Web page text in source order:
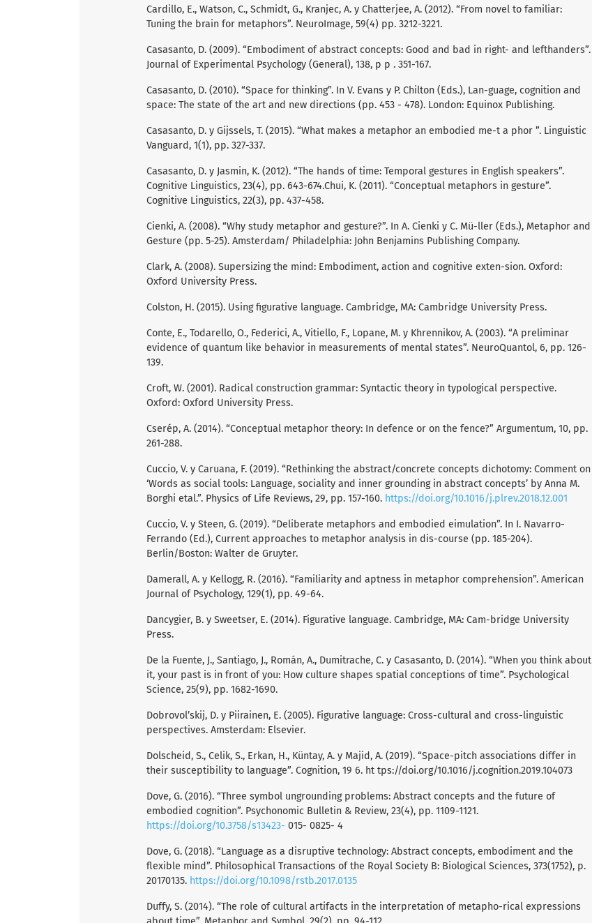
Cardillo, E., Watson, C., Schmidt, G., Kranjec, A. y Chatterjee, A. (2012). “From novel to familiar:
Tuning the brain for metaphors”. NeuroImage, 59(4) pp. 3212-3221.
Casasanto, D. (2009). “Embodiment of abstract concepts: Good and bad in right- and lefthanders”.
Journal of Experimental Psychology (General), 138, p p . 351-167.
Casasanto, D. (2010). “Space for thinking”. In V. Evans y P. Chilton (Eds.), Lan-guage, cognition and
space: The state of the art and new directions (pp. 453 - 478). London: Equinox Publishing.
Casasanto, D. y Gijssels, T. (2015). “What makes a metaphor an embodied me-t a phor ”. Linguistic
Vanguard, 1(1), pp. 327-337.
Casasanto, D. y Jasmin, K. (2012). “The hands of time: Temporal gestures in English speakers”.
Cognitive Linguistics, 23(4), pp. 643-674.Chui, K. (2011). “Conceptual metaphors in gesture”.
Cognitive Linguistics, 22(3), pp. 437-458.
Cienki, A. (2008). “Why study metaphor and gesture?”. In A. Cienki y C. Mü-ller (Eds.), Metaphor and
Gesture (pp. 5-25). Amsterdam/ Philadelphia: John Benjamins Publishing Company.
Clark, A. (2008). Supersizing the mind: Embodiment, action and cognitive exten-sion. Oxford:
Oxford University Press.
Colston, H. (2015). Using figurative language. Cambridge, MA: Cambridge University Press.
Conte, E., Todarello, O., Federici, A., Vitiello, F., Lopane, M. y Khrennikov, A. (2003). “A preliminar
evidence of quantum like behavior in measurements of mental states”. NeuroQuantol, 6, pp. 126-
139.
Croft, W. (2001). Radical construction grammar: Syntactic theory in typological perspective.
Oxford: Oxford University Press.
Cserép, A. (2014). “Conceptual metaphor theory: In defence or on the fence?” Argumentum, 10, pp.
261-288.
Cuccio, V. y Caruana, F. (2019). “Rethinking the abstract/concrete concepts dichotomy: Comment on
‘Words as social tools: Language, sociality and inner grounding in abstract concepts’ by Anna M.
Borghi etal.”. Physics of Life Reviews, 29, pp. 157-160. https://doi.org/10.1016/j.plrev.2018.12.001
Cuccio, V. y Steen, G. (2019). “Deliberate metaphors and embodied eimulation”. In I. Navarro-
Ferrando (Ed.), Current approaches to metaphor analysis in dis-course (pp. 185-204).
Berlin/Boston: Walter de Gruyter.
Damerall, A. y Kellogg, R. (2016). “Familiarity and aptness in metaphor comprehension”. American
Journal of Psychology, 129(1), pp. 49-64.
Dancygier, B. y Sweetser, E. (2014). Figurative language. Cambridge, MA: Cam-bridge University
Press.
De la Fuente, J., Santiago, J., Román, A., Dumitrache, C. y Casasanto, D. (2014). “When you think about
it, your past is in front of you: How culture shapes spatial conceptions of time”. Psychological
Science, 25(9), pp. 1682-1690.
Dobrovol’skij, D. y Piirainen, E. (2005). Figurative language: Cross-cultural and cross-linguistic
perspectives. Amsterdam: Elsevier.
Dolscheid, S., Celik, S., Erkan, H., Küntay, A. y Majid, A. (2019). “Space-pitch associations differ in
their susceptibility to language”. Cognition, 19 6. ht tps://doi.org/10.1016/j.cognition.2019.104073
Dove, G. (2016). “Three symbol ungrounding problems: Abstract concepts and the future of
embodied cognition”. Psychonomic Bulletin & Review, 23(4), pp. 1109-1121.
https://doi.org/10.3758/s13423- 015- 0825- 4
Dove, G. (2018). “Language as a disruptive technology: Abstract concepts, embodiment and the
flexible mind”. Philosophical Transactions of the Royal Society B: Biological Sciences, 373(1752), p.
20170135. https://doi.org/10.1098/rstb.2017.0135
Duffy, S. (2014). “The role of cultural artifacts in the interpretation of metapho-rical expressions